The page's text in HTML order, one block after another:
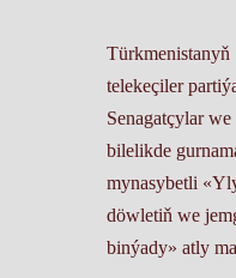
Türkmenistanyň
telekeçiler
Senagatçylar
bilelikde
mynasybetli
döwletiň we
binýady» atly